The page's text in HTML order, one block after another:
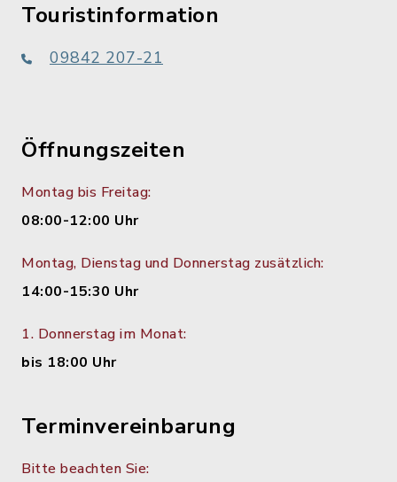
Touristinformation
09842 207-21
Öffnungszeiten
Montag bis Freitag:
08:00-12:00 Uhr
Montag, Dienstag und Donnerstag zusätzlich:
14:00-15:30 Uhr
1. Donnerstag im Monat:
bis 18:00 Uhr
Terminvereinbarung
Bitte beachten Sie: